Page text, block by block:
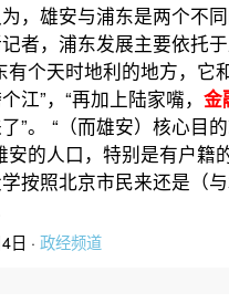
，雄安与浦东是两个不
者，浦东发展主要依托
有个天时地利的地方，它
江”，“再加上陆家嘴， 金
”。 “（而雄安）核心目的
安的人口，特别是有户籍
按照北京市民来还是（
日 · 政经频道